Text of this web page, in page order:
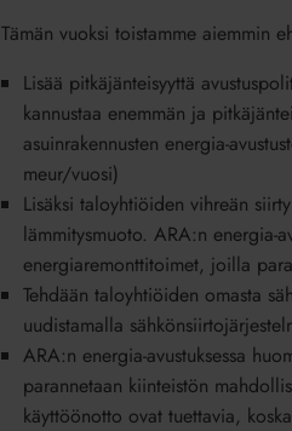
Tämän vuoksi toistamme aiemmin
Lisää pitkäjänteisyyttä
kannustaa enemmän ja
asuinrakennusten energia-
meur/vuosi)
Lisäksi taloyhtiöiden vihreän
lämmitysmuoto. ARA:n energia-
energiaremonttitoimet, joilla
Tehdään taloyhtiöiden omasta
uudistamalla
ARA:n energia-avustuksessa
parannetaan kiinteistön
käyttöönotto ovat tuettavia,